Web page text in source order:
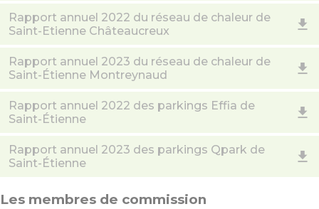
Rapport annuel 2022 du réseau de chaleur de
Saint-Etienne Châteaucreux
Rapport annuel 2023 du réseau de chaleur de
Saint-Étienne Montreynaud
Rapport annuel 2022 des parkings Effia de
Saint-Étienne
Rapport annuel 2023 des parkings Qpark de
Saint-Étienne
Les membres de commission